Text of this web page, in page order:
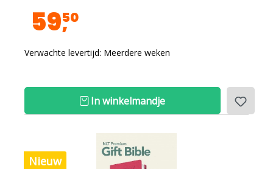
5950
Verwachte levertijd: Meerdere weken
In winkelmandje
Nieuw